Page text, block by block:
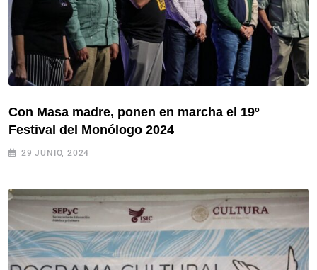
Con Masa madre, ponen en marcha el 19º
Festival del Monólogo 2024
29 JUNIO, 2024